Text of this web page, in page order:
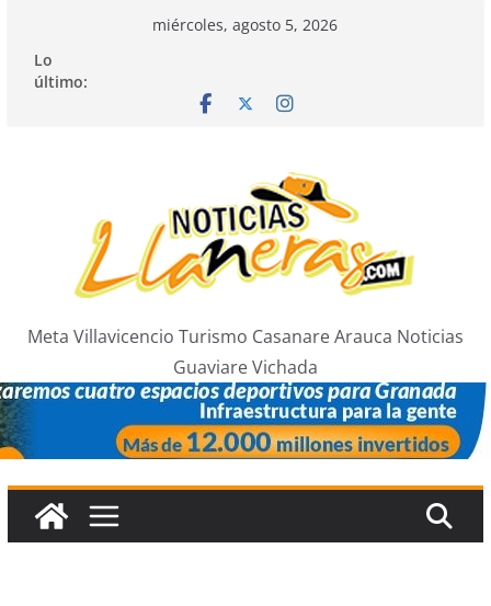
contenido
miércoles, agosto 5, 2026
Lo
último:
Meta Villavicencio Turismo Casanare Arauca Noticias
Guaviare Vichada